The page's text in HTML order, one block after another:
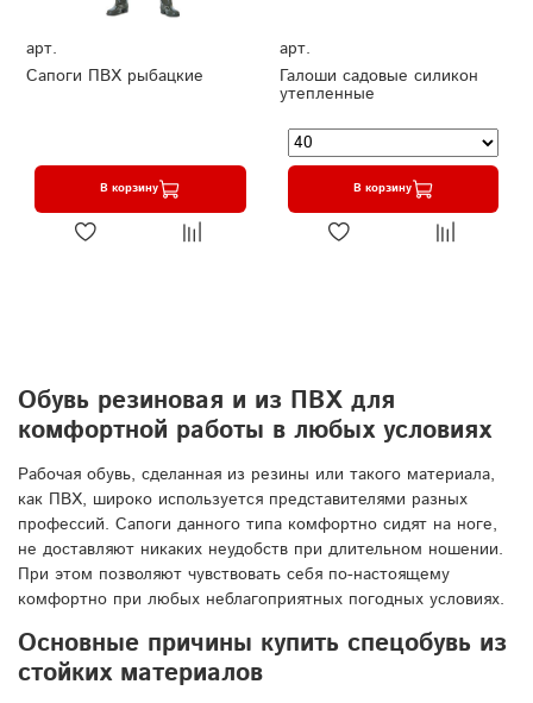
арт.
Сапоги ПВХ рыбацкие
В корзину
арт.
Галоши садовые силикон
утепленные
В корзину
Обувь резиновая и из ПВХ для
комфортной работы в любых условиях
Рабочая обувь, сделанная из резины или такого материала,
как ПВХ, широко используется представителями разных
профессий. Сапоги данного типа комфортно сидят на ноге,
не доставляют никаких неудобств при длительном ношении.
При этом позволяют чувствовать себя по-настоящему
комфортно при любых неблагоприятных погодных условиях.
Основные причины купить спецобувь из
стойких материалов